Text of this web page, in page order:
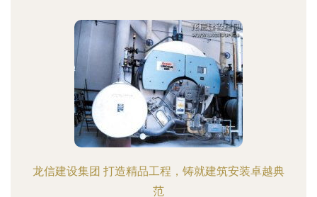
龙信建设集团 打造精品工程，铸就建筑安装卓越典
范